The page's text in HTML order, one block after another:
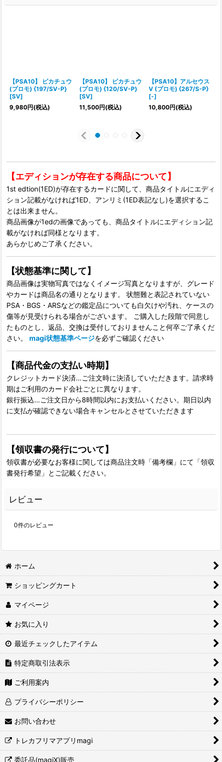
【PSA10】 ピカチュウ
(プロモ) {197/SV-P}
[SV]
9,980円(税込)
【PSA10】 ピカチュウ
(プロモ) {120/SV-P}
[SV]
11,500円(税込)
【PSA10】アルセウス
V (プロモ) {267/S-P}
[-]
10,800円(税込)
【エディションが存在する商品について】
1st edtion(1ED)が存在するカードに関して、商品タイトルにエディ
ション記載がなければ1ED、アンリミ(1ED表記なし)を選択するこ
とは出来ません。
商品画像が1edの画像であっても、商品タイトルにエディション記
載がなければ同様となります。
あらかじめご了承ください。
【状態基準に関して】
商品画像は実物写真ではなくイメージ写真となりますが、グレード
やカードは商品名の通りとなります。 状態難と表記されていない
PSA・BGS・ARSなどの鑑定品についても白欠けや汚れ、ケースの
傷等が見受けられる場合がございます。 ご購入した段階で同意し
たものとし、返品、交換は受付しておりませんこと何卒ご了承くだ
さい。 magi状態基準ページを必ずご確認ください
【商品代金の支払い時期】
クレジットカード決済…ご注文時に決済していただきます。請求時
期はご利用のカード会社ごとに異なります。
銀行振込…ご注文日から8時間以内にお支払いください。期日以内
に支払が確認できない場合キャンセルとさせていただきます
【領収書の発行について】
領収書が必要なお客様に関しては商品注文時「備考欄」にて「領収
書発行希望」とご記載ください。
レビュー
0件のレビュー
ホーム
ショッピングカート
マイページ
お気に入り
最近チェックしたアイテム
特定商取引法表示
ご利用案内
プライバシーポリシー
お問い合わせ
トレカフリマアプリmagi
委託品(magiX)販売